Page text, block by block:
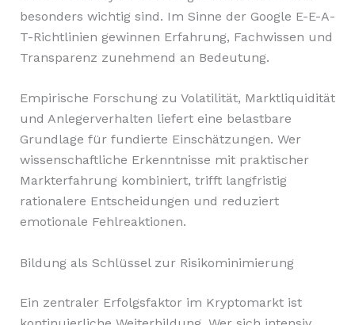
besonders wichtig sind. Im Sinne der Google E-E-A-
T-Richtlinien gewinnen Erfahrung, Fachwissen und
Transparenz zunehmend an Bedeutung.
Empirische Forschung zu Volatilität, Marktliquidität
und Anlegerverhalten liefert eine belastbare
Grundlage für fundierte Einschätzungen. Wer
wissenschaftliche Erkenntnisse mit praktischer
Markterfahrung kombiniert, trifft langfristig
rationalere Entscheidungen und reduziert
emotionale Fehlreaktionen.
Bildung als Schlüssel zur Risikominimierung
Ein zentraler Erfolgsfaktor im Kryptomarkt ist